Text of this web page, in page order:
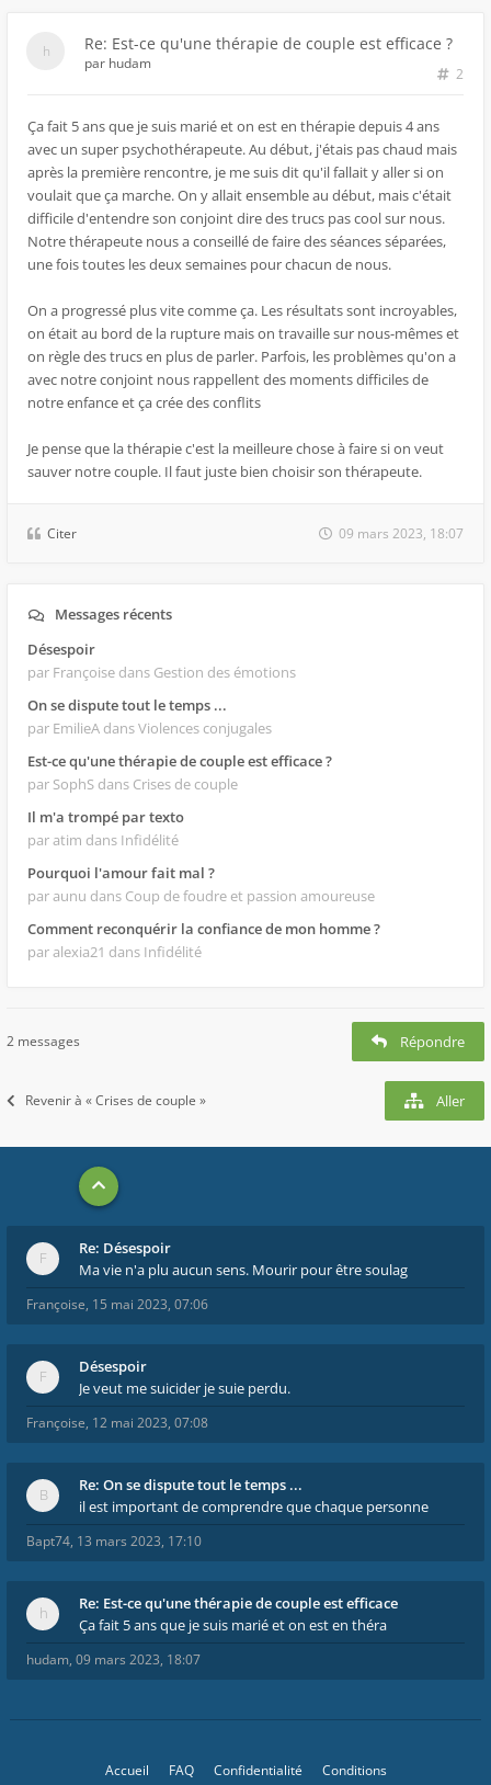
Re: Est-ce qu'une thérapie de couple est efficace ?
2
par hudam
Ça fait 5 ans que je suis marié et on est en thérapie depuis 4 ans
avec un super psychothérapeute. Au début, j'étais pas chaud mais
après la première rencontre, je me suis dit qu'il fallait y aller si on
voulait que ça marche. On y allait ensemble au début, mais c'était
difficile d'entendre son conjoint dire des trucs pas cool sur nous.
Notre thérapeute nous a conseillé de faire des séances séparées,
une fois toutes les deux semaines pour chacun de nous.
On a progressé plus vite comme ça. Les résultats sont incroyables,
on était au bord de la rupture mais on travaille sur nous-mêmes et
on règle des trucs en plus de parler. Parfois, les problèmes qu'on a
avec notre conjoint nous rappellent des moments difficiles de
notre enfance et ça crée des conflits
Je pense que la thérapie c'est la meilleure chose à faire si on veut
sauver notre couple. Il faut juste bien choisir son thérapeute.
Citer 09 mars 2023, 18:07
Messages récents
Désespoir
par Françoise dans Gestion des émotions
On se dispute tout le temps ...
par EmilieA dans Violences conjugales
Est-ce qu'une thérapie de couple est efficace ?
par SophS dans Crises de couple
Il m'a trompé par texto
par atim dans Infidélité
Pourquoi l'amour fait mal ?
par aunu dans Coup de foudre et passion amoureuse
Comment reconquérir la confiance de mon homme ?
par alexia21 dans Infidélité
2 messages Répondre
Revenir à « Crises de couple » Aller
Re: Désespoir
Ma vie n'a plu aucun sens. Mourir pour être soulag
Françoise, 15 mai 2023, 07:06
Désespoir
Je veut me suicider je suie perdu.
Françoise, 12 mai 2023, 07:08
Re: On se dispute tout le temps ...
il est important de comprendre que chaque personne
Bapt74, 13 mars 2023, 17:10
Re: Est-ce qu'une thérapie de couple est efficace
Ça fait 5 ans que je suis marié et on est en théra
hudam, 09 mars 2023, 18:07
Accueil FAQ Confidentialité Conditions